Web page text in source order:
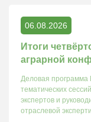
06.08.2026
Итоги
аграрной
Деловая программа
тематических
экспертов и
отраслевой